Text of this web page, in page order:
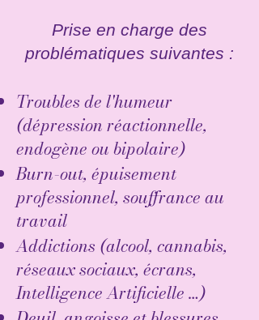
Prise en charge des
problématiques suivantes :
Troubles de l'humeur
(dépression réactionnelle,
endogène ou bipolaire)
Burn-out, épuisement
professionnel, souffrance au
travail
Addictions (alcool, cannabis,
réseaux sociaux, écrans,
Intelligence Artificielle …)